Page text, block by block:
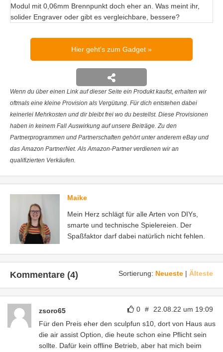
Modul mit 0,06mm Brennpunkt doch eher an. Was meint ihr,
solider Engraver oder gibt es vergleichbare, bessere?
Hier geht's zum Gadget
Wenn du über einen Link auf dieser Seite ein Produkt kaufst, erhalten wir
oftmals eine kleine Provision als Vergütung. Für dich entstehen dabei
keinerlei Mehrkosten und dir bleibt frei wo du bestellst. Diese Provisionen
haben in keinem Fall Auswirkung auf unsere Beiträge. Zu den
Partnerprogrammen und Partnerschaften gehört unter anderem eBay und
das Amazon PartnerNet. Als Amazon-Partner verdienen wir an
qualifizierten Verkäufen.
Maike
Mein Herz schlägt für alle Arten von DIYs,
smarte und technische Spielereien. Der
Spaßfaktor darf dabei natürlich nicht fehlen.
Sortierung: Neueste | Älteste
Kommentare (4)
0 # 22.08.22 um 19:09
zsoro65
Für den Preis eher den sculpfun s10, dort von Haus aus
die air assist Option, die heute schon eine Pflicht sein
sollte. Dafür kein offline Betrieb, aber hat mich beim